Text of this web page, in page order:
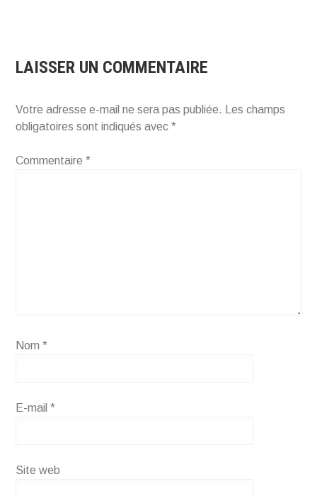
LAISSER UN COMMENTAIRE
Votre adresse e-mail ne sera pas publiée.
Les champs
obligatoires sont indiqués avec*
Commentaire*
Nom*
E-mail*
Site web